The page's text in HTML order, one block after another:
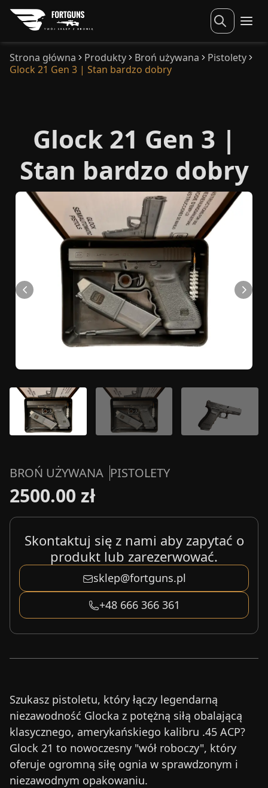
Strona główna Produkty Broń używana
Pistolety
Glock 21 Gen 3 | Stan bardzo dobry
Glock 21 Gen 3 |
Stan bardzo dobry
BROŃ UŻYWANA PISTOLETY
2500.00 zł
Skontaktuj się z nami aby zapytać o
produkt lub zarezerwować.
sklep@fortguns.pl
+48 666 366 361
Szukasz pistoletu, który łączy legendarną
niezawodność Glocka z potężną siłą obalającą
klasycznego, amerykańskiego kalibru .45 ACP?
Glock 21 to nowoczesny "wół roboczy", który
oferuje ogromną siłę ognia w sprawdzonym i
niezawodnym opakowaniu.